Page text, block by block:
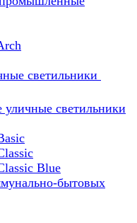
светильники
светильники
Blue
бытовых